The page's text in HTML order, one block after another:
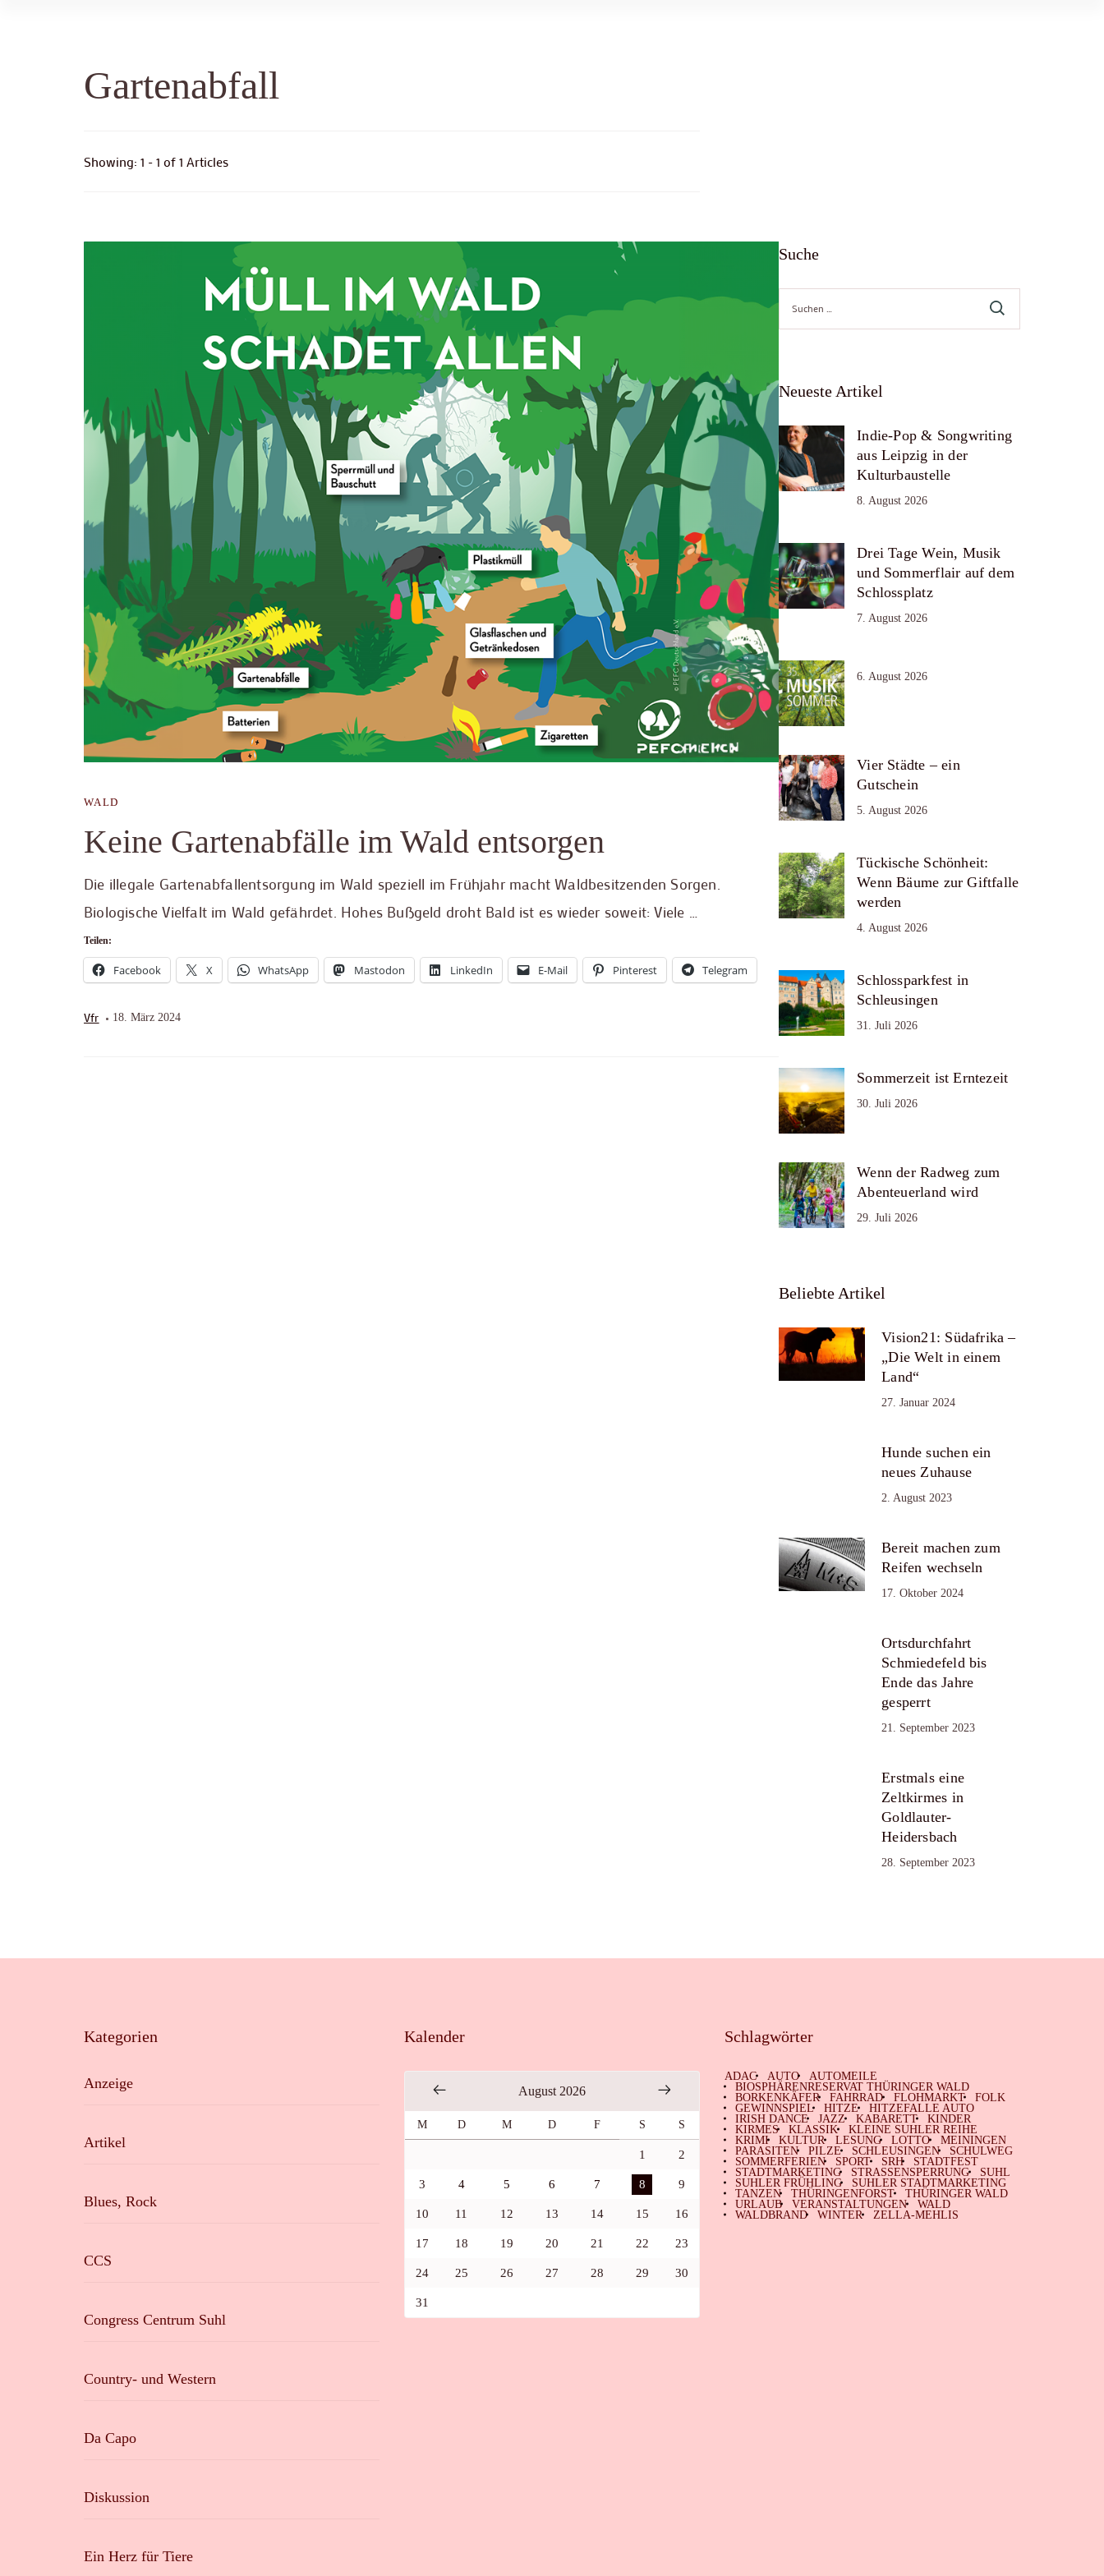
Gartenabfall
Showing: 1 - 1 of 1 Articles
WALD
Keine Gartenabfälle im Wald entsorgen
Die illegale Gartenabfallentsorgung im Wald speziell im Frühjahr macht Waldbesitzenden Sorgen.
Biologische Vielfalt im Wald gefährdet. Hohes Bußgeld droht Bald ist es wieder soweit: Viele …
Teilen:
Facebook X WhatsApp Mastodon LinkedIn E-Mail Pinterest Telegram
Vfr 18. März 2024
Suche
Suche
nach:
Neueste Artikel
Indie-Pop & Songwriting
aus Leipzig in der
Kulturbaustelle
8. August 2026
Drei Tage Wein, Musik
und Sommerflair auf dem
Schlossplatz
7. August 2026
6. August 2026
Vier Städte – ein
Gutschein
5. August 2026
Tückische Schönheit:
Wenn Bäume zur Giftfalle
werden
4. August 2026
Schlossparkfest in
Schleusingen
31. Juli 2026
Sommerzeit ist Erntezeit
30. Juli 2026
Wenn der Radweg zum
Abenteuerland wird
29. Juli 2026
Beliebte Artikel
Vision21: Südafrika –
„Die Welt in einem
Land“
27. Januar 2024
Hunde suchen ein
neues Zuhause
2. August 2023
Bereit machen zum
Reifen wechseln
17. Oktober 2024
Ortsdurchfahrt
Schmiedefeld bis
Ende das Jahre
gesperrt
21. September 2023
Erstmals eine
Zeltkirmes in
Goldlauter-
Heidersbach
28. September 2023
Kategorien
Anzeige
Artikel
Blues, Rock
CCS
Congress Centrum Suhl
Country- und Western
Da Capo
Diskussion
Ein Herz für Tiere
Kalender
August 2026
M D M D F S S
1 2
3 4 5 6 7 8 9
10 11 12 13 14 15 16
17 18 19 20 21 22 23
24 25 26 27 28 29 30
31
Schlagwörter
ADAC AUTO
AUTOMEILE
BIOSPHÄRENRESERVAT THÜRINGER WALD
BORKENKÄFER
FAHRRAD FLOHMARKT
FOLK
GEWINNSPIEL
HITZE
HITZEFALLE AUTO
IRISH DANCE
JAZZ KABARETT
KINDER
KIRMES
KLASSIK
KLEINE SUHLER REIHE
KRIMI
KULTUR LESUNG LOTTO
MEININGEN
PARASITEN
PILZE SCHLEUSINGEN
SCHULWEG
SOMMERFERIEN
SPORT SRH
STADTFEST
STADTMARKETING
STRASSENSPERRUNG
SUHL
SUHLER FRÜHLING
SUHLER STADTMARKETING
TANZEN
THÜRINGENFORST
THÜRINGER WALD
URLAUB
VERANSTALTUNGEN
WALD
WALDBRAND
WINTER ZELLA-MEHLIS